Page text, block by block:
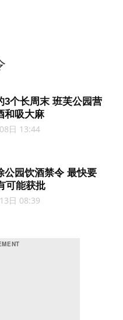
3个长周末 班芙公园营
和吸大麻
日 13:44
公园饮酒禁令 最快要
可能获批
日 08:39